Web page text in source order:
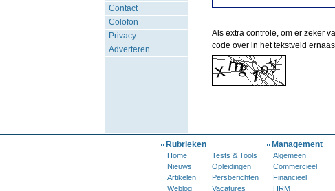
Contact
Colofon
Privacy
Adverteren
Als extra controle, om er zeker
code over in het tekstveld
Rubrieken
Home
Tests & Tools
Nieuws
Opleidingen
Artikelen
Persberichten
Weblog
Vacatures
Management
Algemeen
Commercieel
Financieel
HRM